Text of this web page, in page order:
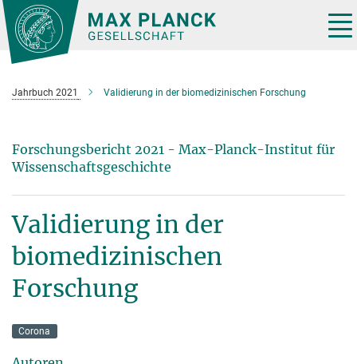
Hauptinhalt
Jahrbuch 2021 Validierung in der biomedizinischen Forschung
Forschungsbericht 2021 - Max-Planck-Institut für
Wissenschaftsgeschichte
Validierung in der
biomedizinischen
Forschung
Corona